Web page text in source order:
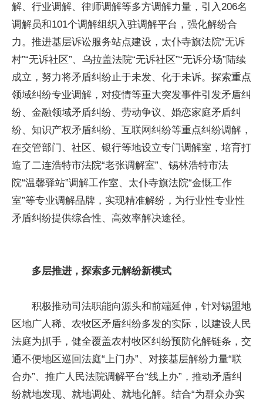
解、行业调解、律师调解等多方调解力量，引入206名
调解员和101个调解组织入驻调解平台，强化解纷合
力。推进基层诉讼服务站点建设，太仆寺旗法院“无诉
村”“无诉社区”、乌拉盖法院“无诉社区”“无诉分场”陆续
成立，努力将矛盾纠纷止于未发、化于未诉。探索重点
领域纠纷专业调解，对疫情等重大突发事件引发矛盾纠
纷、金融领域矛盾纠纷、劳动争议、婚恋家庭矛盾纠
纷、知识产权矛盾纠纷、互联网纠纷等重点纠纷调解，
在交管部门、社区、银行等地设立专门调解室，培育打
造了二连浩特市法院“老张调解室”、锡林浩特市法
院“温馨驿站”调解工作室、太仆寺旗法院“金慨工作
室”等专业调解品牌，实现精准解纷，为行业性专业性
矛盾纠纷提供综合性、高效率解决途径。
多层推进，探索多元解纷新模式
积极推动司法职能向源头和前端延伸，针对锡盟地
区地广人稀、农牧区矛盾纠纷多发的实际，以建设人民
法庭为抓手，健全覆盖农村牧区纠纷预防化解链条，交
通不便地区巡回法庭“上门办”、对接基层解纷力量“联
合办”、推广人民法院调解平台“线上办”，推动矛盾纠
纷就地发现、就地调处、就地化解。结合“为群众办实